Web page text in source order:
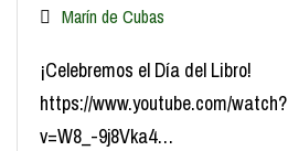
Marín de Cubas
¡Celebremos el Día del Libro!
https://www.youtube.com/watch?
v=W8_-9j8Vka4…